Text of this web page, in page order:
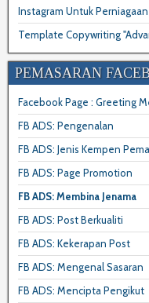
Instagram Untuk Perniagaan
Template Copywriting
PEMASARAN
Facebook Page : Greeting
FB ADS: Pengenalan
FB ADS: Jenis Kempen
FB ADS: Page Promotion
FB ADS: Membina Jenama
FB ADS: Post Berkualiti
FB ADS: Kekerapan Post
FB ADS: Mengenal Sasaran
FB ADS: Mencipta Pengikut